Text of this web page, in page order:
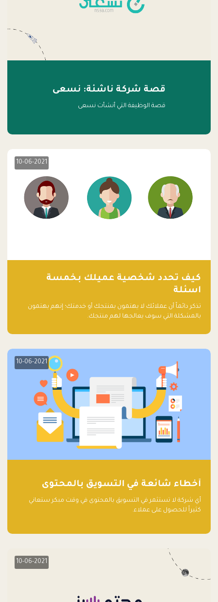
قصة شركة ناشئة: نسعى
قصة الوظيفة التي أنشأت نسعى
10-06-2021
كيف تحدد شخصية عميلك بخمسة
اسئلة
تذكر دائماً أن عملائك لا يهتمون بمنتجك أو خدمتك؛ إنهم يهتمون
بالمشكلة التي سوف يعالجها لهم منتجك.
10-06-2021
أخطاء شائعة في التسويق بالمحتوى
أي شركة لا تستثمر في التسويق بالمحتوى في وقت مبكر ستعاني
كثيراً للحصول على عملاء.
10-06-2021